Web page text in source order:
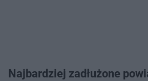
Najbardziej zadłużone